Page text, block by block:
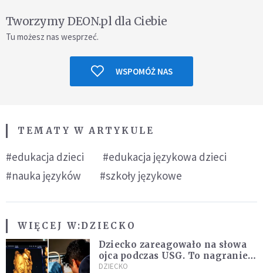
Tworzymy DEON.pl dla Ciebie
Tu możesz nas wesprzeć.
WSPOMÓŻ NAS
TEMATY W ARTYKULE
#edukacja dzieci
#edukacja językowa dzieci
#nauka języków
#szkoły językowe
WIĘCEJ W:DZIECKO
Dziecko zareagowało na słowa
ojca podczas USG. To nagranie
podbija sieć
DZIECKO